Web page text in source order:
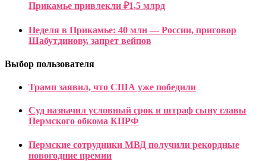
Прикамье привлекли ₽1,5 млрд
Неделя в Прикамье: 40 млн — России, приговор
Шабутдинову, запрет вейпов
Выбор пользователя
Трамп заявил, что США уже победили
Суд назначил условный срок и штраф сыну главы
Пермского обкома КПРФ
Пермские сотрудники МВД получили рекордные
новогодние премии